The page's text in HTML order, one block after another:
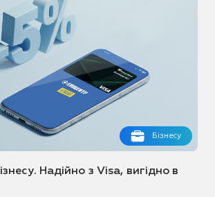
Бізнесу
Надійно з Visa, вигідно в